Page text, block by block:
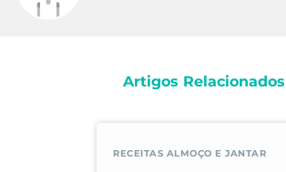
Artigos Relacionados
RECEITAS ALMOÇO E JANTAR